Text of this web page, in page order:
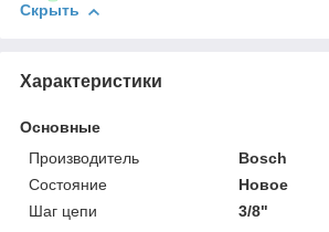
Скрыть
Характеристики
Основные
Производитель
Bosch
Состояние
Новое
Шаг цепи
3/8"